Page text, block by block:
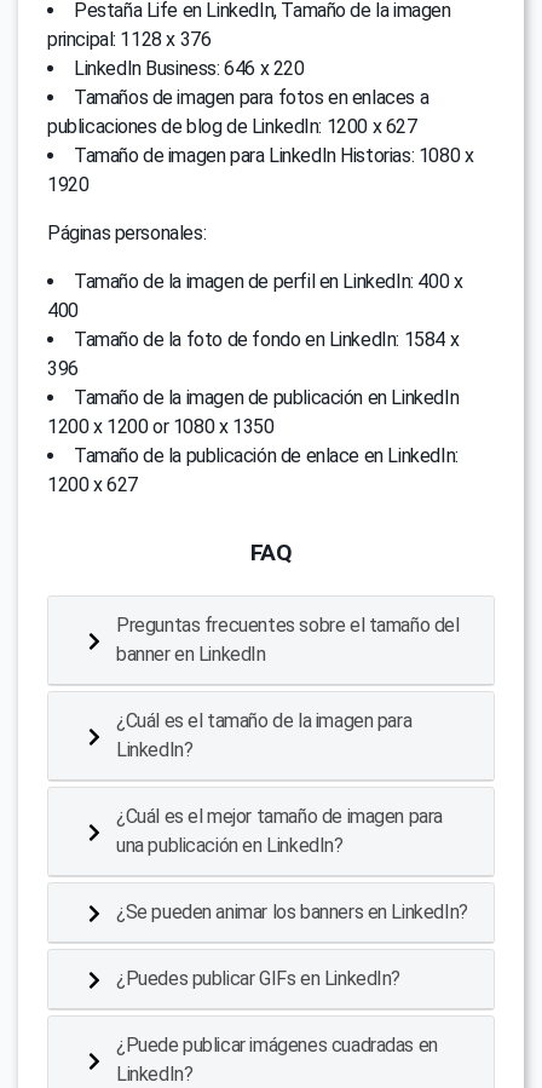
Pestaña Life en LinkedIn, Tamaño de la imagen
principal: 1128 x 376
LinkedIn Business: 646 x 220
Tamaños de imagen para fotos en enlaces a
publicaciones de blog de LinkedIn: 1200 x 627
Tamaño de imagen para LinkedIn Historias: 1080 x
1920
Páginas personales:
Tamaño de la imagen de perfil en LinkedIn: 400 x
400
Tamaño de la foto de fondo en LinkedIn: 1584 x
396
Tamaño de la imagen de publicación en LinkedIn
1200 x 1200 or 1080 x 1350
Tamaño de la publicación de enlace en LinkedIn:
1200 x 627
FAQ
Preguntas frecuentes sobre el tamaño del
banner en LinkedIn
¿Cuál es el tamaño de la imagen para
LinkedIn?
¿Cuál es el mejor tamaño de imagen para
una publicación en LinkedIn?
¿Se pueden animar los banners en LinkedIn?
¿Puedes publicar GIFs en LinkedIn?
¿Puede publicar imágenes cuadradas en
LinkedIn?